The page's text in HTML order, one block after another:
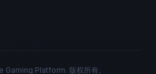
Platform. 版权所有。